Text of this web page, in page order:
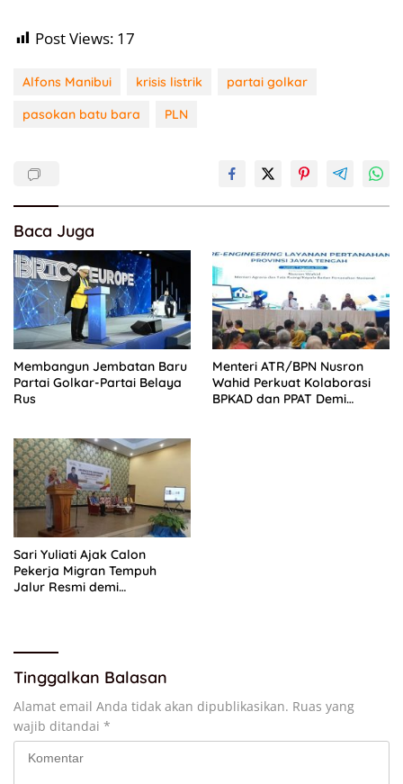
Post Views: 17
Alfons Manibui krisis listrik
partai golkar
pasokan batu bara
PLN
Baca Juga
Membangun Jembatan Baru
Partai Golkar-Partai Belaya
Rus
Menteri ATR/BPN Nusron
Wahid Perkuat Kolaborasi
BPKAD dan PPAT Demi
Sari Yuliati Ajak Calon
Pekerja Migran Tempuh
Jalur Resmi demi
Tinggalkan Balasan
Alamat email Anda tidak akan dipublikasikan. Ruas yang
wajib ditandai *